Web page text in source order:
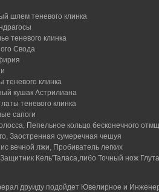
шлем теневого клинка
теневого клинка
Свода
клинка
кушак Астрилиана
теневого клинка
сапоги
Пепельное кольцо бесконечного
Заостренная сумеречная чешуя
вечной лжи, Пробиватель легких
Кель'Таласа,либо Точный нож
друиду подойдет Ювелирное и